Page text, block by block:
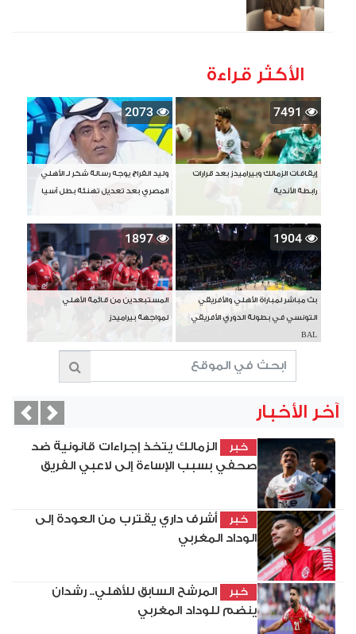
الأكثر قراءة
7491
إيقافات الزمالك وبيراميدز بعد قرارات
رابطة الأندية
2073
وليد الفراج يوجه رسالة شكر لـ الأهلي
المصري بعد تعديل تهنئة بطل آسيا
1904
بث مباشر لمباراة الأهلي والأفريقي
التونسي في بطولة الدوري الأفريقي
BAL
1897
المستبعدين من قائمة الأهلي
لمواجهة بيراميدز
آخر الأخبار
خبر
الزمالك يتخذ إجراءات قانونية ضد
صحفي بسبب الإساءة إلى لاعبي الفريق
خبر
أشرف داري يقترب من العودة إلى
الوداد المغربي
خبر
المرشح السابق للأهلي.. رشدان
ينضم للوداد المغربي
Next